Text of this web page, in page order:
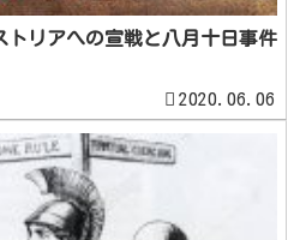
リアへの宣戦と八月十日事件
2020.06.06